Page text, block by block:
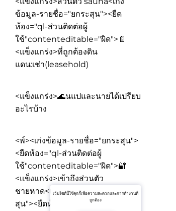
ข้อมูล-รายชื่อ="ยกระสุน"><ยืด
ห้อง="ql-ส่วนติดต่อผู้
ใช้"contenteditable="ผิด"> 📄
<แข็งแกร่ง>ที่ถูกต้องดิน
แดน:เช่า(leasehold)
<แข็งแกร่ง>🌊นแปและนายได้เปรียบ
อะไรบ้าง
<พ์><เก่งข้อมูล-รายชื่อ="ยกระสุน">
<ยืดห้อง="ql-ส่วนติดต่อผู้
ใช้"contenteditable="ผิด">🔐
<แข็งแกร่ง>เข้าถึงส่วนตัว
ชายหาด<เก่งข้อมูล-รายชื่อ="ยกระ
สุน"><ยืดห้อง="ql-ส่วนติดต่อผู้
เว็บไซต์นี้ใช้คุกกี้เพื่อความสะดวกและการทำงานที่
ถูกต้อง